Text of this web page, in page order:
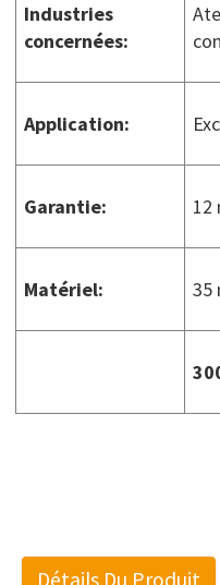
Industries
concernées:
Application:
Garantie: 12
Matériel: 35